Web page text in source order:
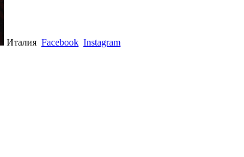
Италия Facebook Instagram